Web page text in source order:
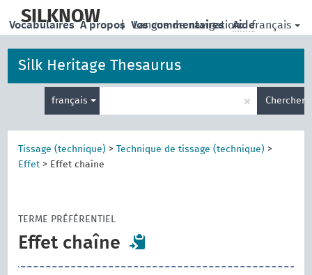
main
SILKNOW | Langue de navigation: français
Vocabulaires À propos Vos commentaires Aide
Silk Heritage Thesaurus
français
de
recherche
× Chercher
Tissage (technique) > Technique de tissage (technique) >
Effet > Effet chaîne
TERME PRÉFÉRENTIEL
Effet chaîne